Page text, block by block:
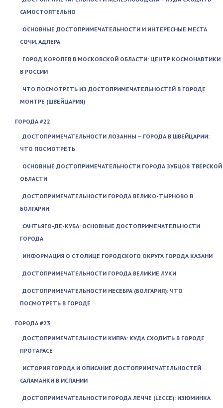
САМОСТОЯТЕЛЬНО
ОСНОВНЫЕ ДОСТОПРИМЕЧАТЕЛЬНОСТИ И ИНТЕРЕСНЫЕ МЕСТА
СОЧИ, АДЛЕРА
ГОРОД КОРОЛЕВ В МОСКОВСКОЙ ОБЛАСТИ: ЦЕНТР КОСМОНАВТИКИ
В РОССИИ
ЧТО ПОСМОТРЕТЬ ИЗ ДОСТОПРИМЕЧАТЕЛЬНОСТЕЙ В ГОРОДЕ
МОНТРЕ (ШВЕЙЦАРИЯ)
ГОРОДА #22
ДОСТОПРИМЕЧАТЕЛЬНОСТИ ЛОЗАННЫ — ГОРОДА В ШВЕЙЦАРИИ:
ЧТО ПОСМОТРЕТЬ
ОСНОВНЫЕ ДОСТОПРИМЕЧАТЕЛЬНОСТИ ГОРОДА ЗУБЦОВ ТВЕРСКОЙ
ОБЛАСТИ
ДОСТОПРИМЕЧАТЕЛЬНОСТИ ГОРОДА ВЕЛИКО-ТЫРНОВО В
БОЛГАРИИ
САНТЬЯГО-ДЕ-КУБА: ОСНОВНЫЕ ДОСТОПРИМЕЧАТЕЛЬНОСТИ
ГОРОДА
ИНФОРМАЦИЯ О СТОЛИЦЕ ГОРОДСКОГО ОКРУГА ГОРОДА КАЗАНИ
ДОСТОПРИМЕЧАТЕЛЬНОСТИ ГОРОДА ВЕЛИКИЕ ЛУКИ
ДОСТОПРИМЕЧАТЕЛЬНОСТИ НЕСЕБРА (БОЛГАРИЯ): ЧТО
ПОСМОТРЕТЬ В ГОРОДЕ
ГОРОДА #23
ДОСТОПРИМЕЧАТЕЛЬНОСТИ КИПРА: КУДА СХОДИТЬ В ГОРОДЕ
ПРОТАРАСЕ
ИСТОРИЯ ГОРОДА И ОПИСАНИЕ ДОСТОПРИМЕЧАТЕЛЬНОСТЕЙ
САЛАМАНКИ В ИСПАНИИ
ДОСТОПРИМЕЧАТЕЛЬНОСТИ ГОРОДА ЛЕЧЧЕ (LECCE): ИЗЮМИНКА